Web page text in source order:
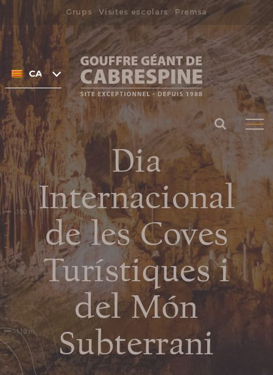
Skip
to
content
Grups Visites escolars Premsa
Preparar meva
visita
DATES I HORARIS
Search
for:
CATALÀ
Dia
Internacional
de les Coves
Turístiques i
del Món
Subterrani